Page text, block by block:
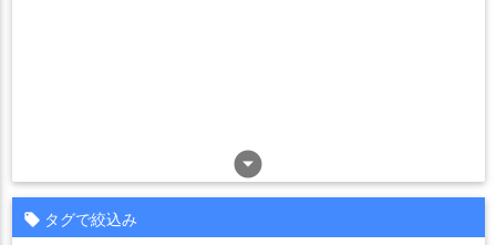
arrow_drop_down_circle
タグで絞込み